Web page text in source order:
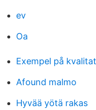
ev
Oa
Exempel på
Afound malmo
Hyvää yötä rakas